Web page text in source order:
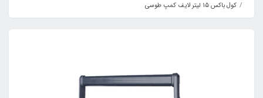
کول باکس 15 لیتر لایف کمپ طوسی